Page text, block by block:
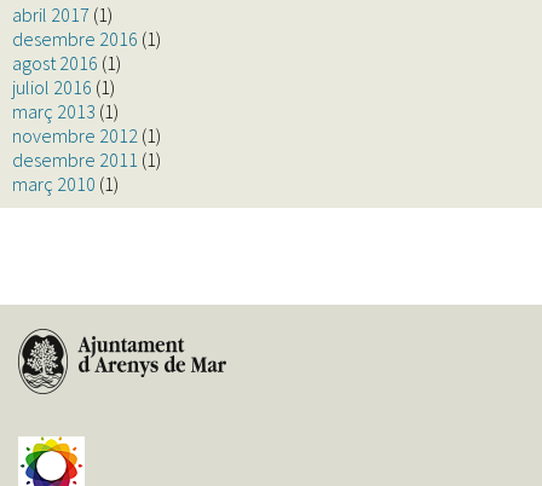
abril 2017 (1)
desembre 2016 (1)
agost 2016 (1)
juliol 2016 (1)
març 2013 (1)
novembre 2012 (1)
desembre 2011 (1)
març 2010 (1)